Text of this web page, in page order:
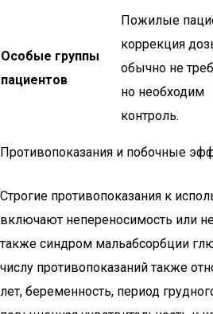
Особые группы
пациентов
Пожилые
коррекция
обычно не
но необходим
контроль.
Противопоказания и побочные
Строгие противопоказания к
включают непереносимость или
также синдром мальабсорбции
числу противопоказаний также
лет, беременность, период